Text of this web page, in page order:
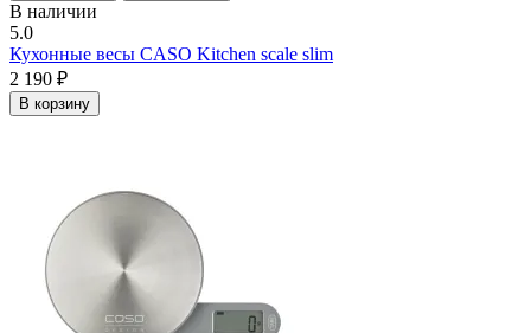
В наличии
5.0
Кухонные весы CASO Kitchen scale slim
2 190 ₽
В корзину